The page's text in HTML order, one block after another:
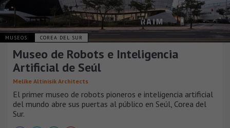
MUSEOS COREA DEL SUR
Museo de Robots e Inteligencia
Artificial de Seúl
Melike Altinisik Architects
El primer museo de robots pioneros e inteligencia artificial
del mundo abre sus puertas al público en Seúl, Corea del
Sur.